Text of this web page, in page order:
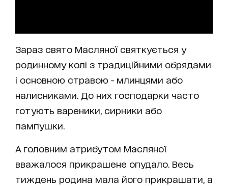
Зараз свято Масляної святкується у
родинному колі з традиційними обрядами
і основною стравою - млинцями або
налисниками. До них господарки часто
готують вареники, сирники або
пампушки.
А головним атрибутом Масляної
вважалося прикрашене опудало. Весь
тиждень родина мала його прикрашати, а